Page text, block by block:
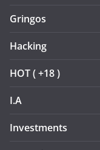
Gringos
Hacking
HOT ( +18 )
I.A
Investments